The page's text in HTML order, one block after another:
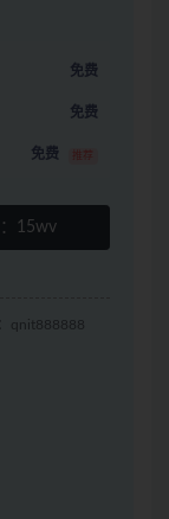
免费
免费
免费 推荐
15wv
qnit888888